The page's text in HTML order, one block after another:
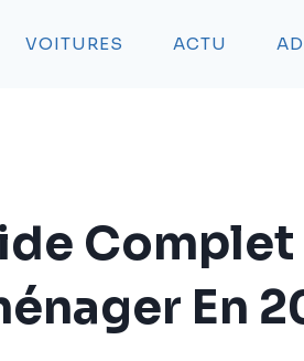
VOITURES ACTU
En